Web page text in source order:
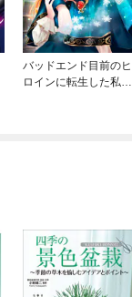
バッドエンド目前のヒ
ロインに転生した私、